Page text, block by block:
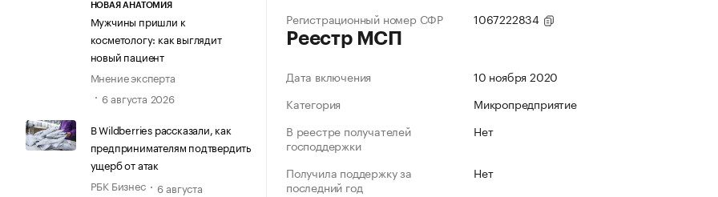
НОВАЯ АНАТОМИЯ
Мужчины пришли к
косметологу: как выглядит
новый пациент
Мнение эксперта
6 августа 2026
В Wildberries рассказали, как
предпринимателям подтвердить
ущерб от атак
РБК Бизнес
6 августа
Регистрационный номер СФР 1067222834
Реестр МСП
Дата включения
10 ноября 2020
Категория
Микропредприятие
В реестре получателей
господдержки
Нет
Получила поддержку за
последний год
Нет